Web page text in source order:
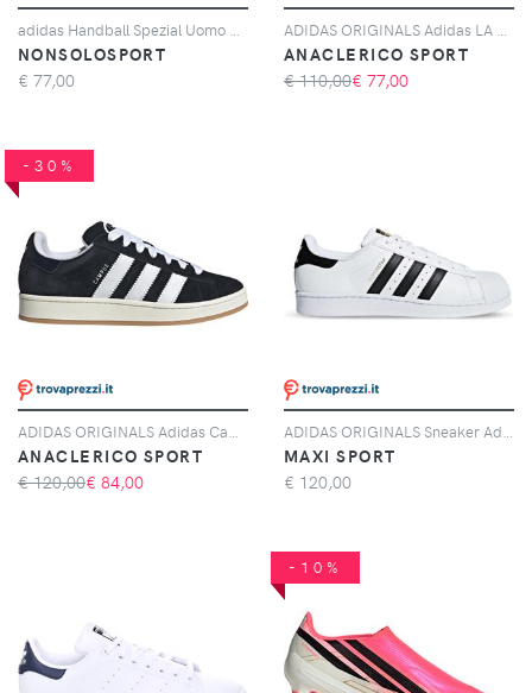
NONSOLOSPORT
€ 77,00
ANACLERICO SPORT
€ 110,00€ 77,00
-30%
ANACLERICO SPORT
€ 120,00€ 84,00
MAXI SPORT
€ 120,00
-10%